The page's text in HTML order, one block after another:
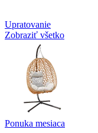
Upratovanie
Zobraziť všetko
Ponuka mesiaca